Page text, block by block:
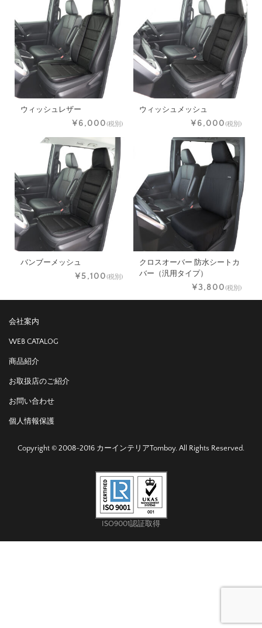
ウィッシュレザー
¥6,000(税別)
ウィッシュメッシュ
¥6,000(税別)
バンブーメッシュ
¥5,100(税別)
クロスオーバー 防水シートカ
バー（汎用タイプ）
¥3,800(税別)
会社案内
WEB CATALOG
商品紹介
お取扱店のご紹介
お問い合わせ
個人情報保護
Copyright © 2008-2016 カーインテリアTomboy. All Rights Reserved.
ISO9001認証取得